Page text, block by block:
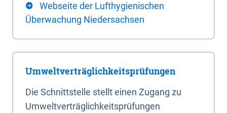
Webseite der Lufthygienischen
Überwachung Niedersachsen
Umweltverträglichkeitsprüfungen
Die Schnittstelle stellt einen Zugang zu
Umweltverträglichkeitsprüfungen